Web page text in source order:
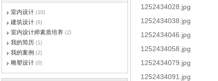
室内设计 (10)
建筑设计 (6)
室内设计师素质培养 (2)
我的简历 (1)
我的案例 (2)
雕塑设计 (0)
1252434028.jpg
1252434038.jpg
1252434046.jpg
1252434058.jpg
1252434079.jpg
1252434091.jpg